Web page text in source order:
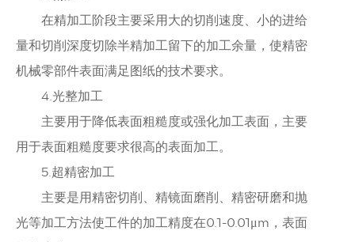
在精加工阶段主要采用大的切削速度、小的进给
量和切削深度切除半精加工留下的加工余量，使精密
机械零部件表面满足图纸的技术要求。
4.光整加工
主要用于降低表面粗糙度或强化加工表面，主要
用于表面粗糙度要求很高的表面加工。
5.超精密加工
主要是用精密切削、精镜面磨削、精密研磨和抛
光等加工方法使工件的加工精度在0.1-0.01μm，表面